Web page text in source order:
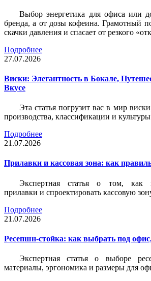
Выбор энергетика для офиса или
бренда, а от дозы кофеина. Грамотный
скачки давления и спасает от резкого
Подробнее
27.07.2026
Виски: Элегантность в Бокале,
Вкусе
Эта статья погрузит вас в мир
производства, классификации и
Подробнее
21.07.2026
Прилавки и кассовая зона: как
Экспертная статья о том, как
прилавки и спроектировать кассовую
Подробнее
21.07.2026
Ресепшн-стойка: как выбрать под
Экспертная статья о выборе
материалы, эргономика и размеры для